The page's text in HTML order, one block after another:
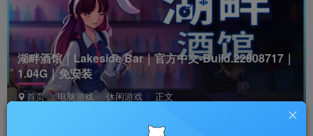
湖畔酒馆｜Lakeside Bar｜官方中文-Build.22808717｜
1.04G｜免安装
首页 电脑游戏 休闲游戏 正文